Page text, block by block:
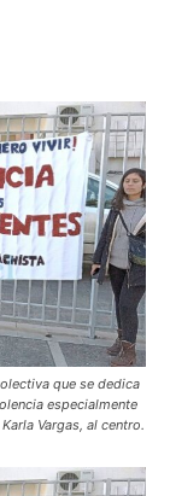
que se dedica
especialmente
Vargas, al centro.